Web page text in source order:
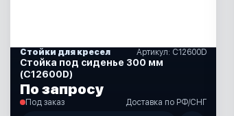
Стойки для кресел Артикул: C12600D
Стойка под сиденье 300 мм
(C12600D)
По запросу
Под заказ Доставка по РФ/СНГ